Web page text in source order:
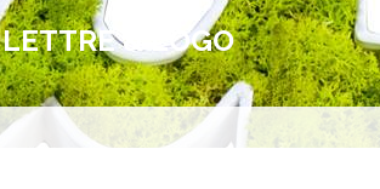
LETTRE & LOGO